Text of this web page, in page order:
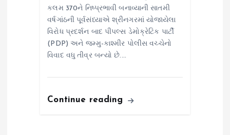
કલમ 370ને નિષ્પ્રભાવી બનાવ્યાની સાતમી
વર્ષગાંઠની પૂર્વસંધ્યાએ શ્રીનગરમાં યોજાયેલા
વિરોધ પ્રદર્શન બાદ પીપલ્સ ડેમોક્રેટિક પાર્ટી
(PDP) અને જમ્મુ-કાશ્મીર પોલીસ વચ્ચેનો
વિવાદ વધુ તીવ્ર બન્યો છે.…
Continue reading